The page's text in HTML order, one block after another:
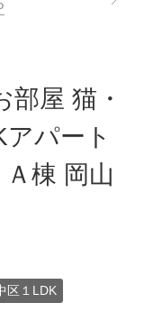
屋 猫・
パート
棟 岡山
区１LDK